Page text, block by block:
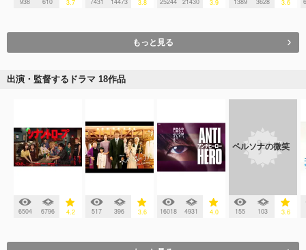
3.7 3.8 3.9 3.6
もっと見る
出演・監督するドラマ 18作品
6504 6796 4.2 517 396 3.6 16018 4931 4.0
ペルソナの微笑
155 103 3.6